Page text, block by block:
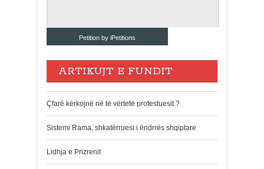
Petition by iPetitions
ARTIKUJT E FUNDIT
Çfarë kërkojnë në të vërtetë protestuesit ?
Sistemi Rama, shkatërruesi i ëndrrës shqiptare
Lidhja e Prizrenit